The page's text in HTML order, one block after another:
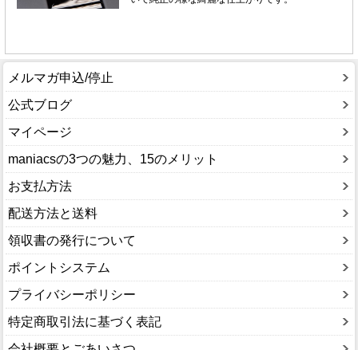
メルマガ申込/停止
公式ブログ
マイページ
maniacsの3つの魅力、15のメリット
お支払方法
配送方法と送料
領収書の発行について
ポイントシステム
プライバシーポリシー
特定商取引法に基づく表記